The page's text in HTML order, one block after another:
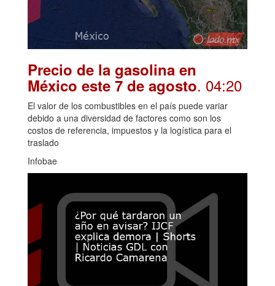
Precio de la gasolina en
México este 7 de agosto. 04:20
El valor de los combustibles en el país puede variar
debido a una diversidad de factores como son los
costos de referencia, impuestos y la logística para el
traslado
Infobae